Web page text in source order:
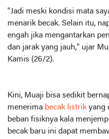
"Jadi meski kondisi mata
menarik becak. Selain itu,
engah jika mengantarkan
dan jarak yang jauh," ujar
Kamis (26/2).
Kini, Muaji bisa sedikit
menerima becak listrik yang
beban fisiknya kala
becak baru ini dapat